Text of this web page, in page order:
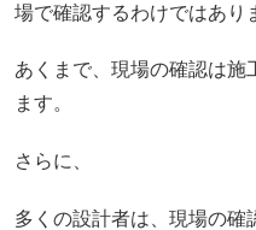
場で確認するわけではあり
あくまで、現場の確認は施
ます。
さらに、
多くの設計者は、現場の確